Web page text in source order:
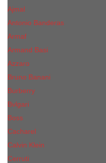
Ajmal
Antonio Banderas
Armaf
Armand Basi
Azzaro
Bruno Banani
Burberry
Bvlgari
Boss
Cacharel
Calvin Klein
Cerruti